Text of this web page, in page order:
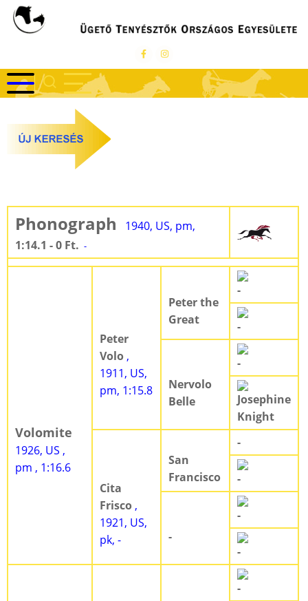
Ugrás
Phonograph
1940, US, pm,
1:14.1 - 0 Ft. -
Volomite
1926, US ,
pm , 1:16.6
Peter
Volo ,
1911, US,
pm, 1:15.8
Peter the
Great
-
-
Nervolo
Belle
-
Josephine
Knight
Cita
Frisco ,
1921, US,
pk, -
San
Francisco
-
-
-
-
-
-